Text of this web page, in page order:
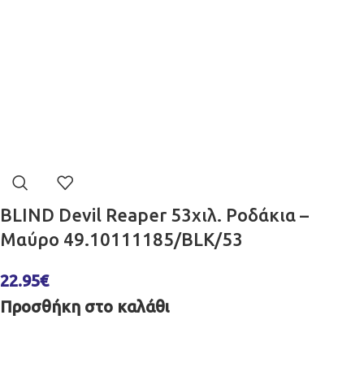
BLIND Devil Reaper 53χιλ. Ροδάκια –
Μαύρο 49.10111185/BLK/53
22.95€
Προσθήκη στο καλάθι